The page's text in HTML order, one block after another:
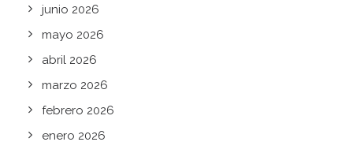
junio 2026
mayo 2026
abril 2026
marzo 2026
febrero 2026
enero 2026